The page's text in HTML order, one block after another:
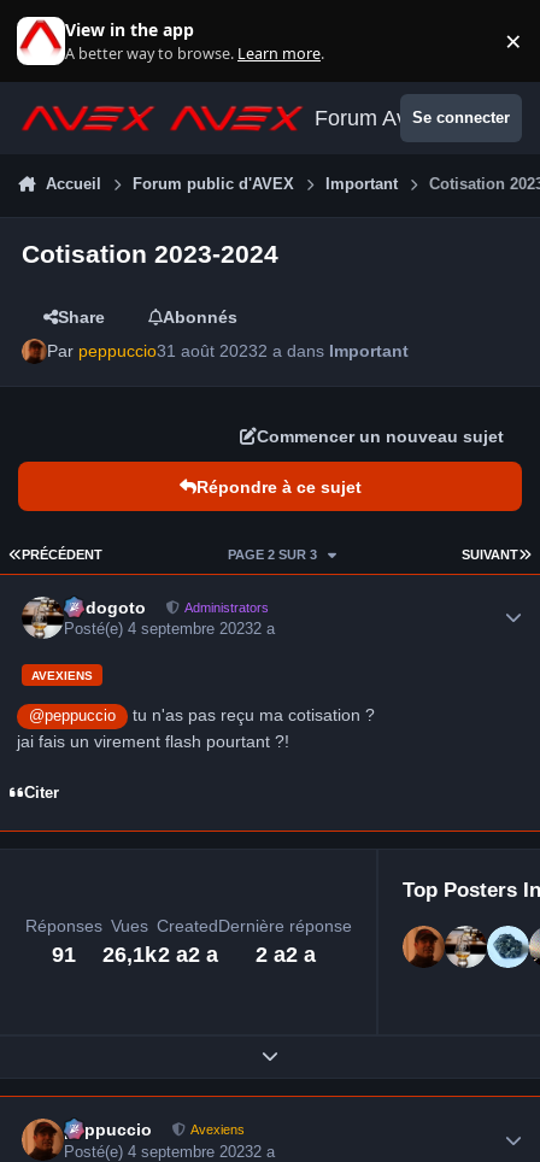
View in the app
A better way to browse. Learn more. ×
Forum AvexSe connecter
Accueil Forum public d'AVEX Important Cotisation
Cotisation 2023-2024
Share
Abonnés
Par peppuccio31 août 20232 a dans Important
Commencer un nouveau sujet
Répondre à ce sujet
PREMIÈRE PAGE
PRÉCÉDENT SUIVANT
PAGE 2 SUR 3
frédogoto Administrators
Posté(e)4 septembre 20232 a
AVEXIENS
@peppuccio
tu n'as pas reçu ma cotisation ?
jai fais un virement flash pourtant ?!
Citer
Réponses
91
Vues
26,1k
Created
2 a2 a
Dernière réponse
2 a2 a
Top Posters
Expand topic overview
peppuccio Avexiens
Posté(e)4 septembre 20232 a